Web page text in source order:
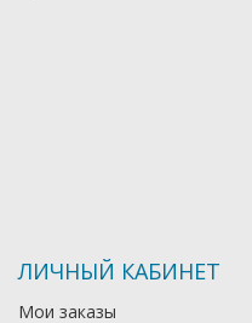
ЛИЧНЫЙ КАБИНЕТ
Мои заказы